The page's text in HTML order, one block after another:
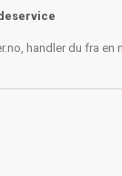
handler du fra